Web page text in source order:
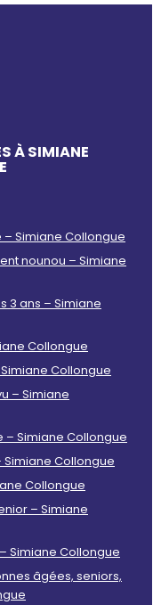
À SIMIANE
Simiane Collongue
nounou – Simiane
3 ans – Simiane
Collongue
Collongue
– Simiane
Simiane Collongue
Collongue
Collongue
– Simiane
Simiane Collongue
âgées, seniors,